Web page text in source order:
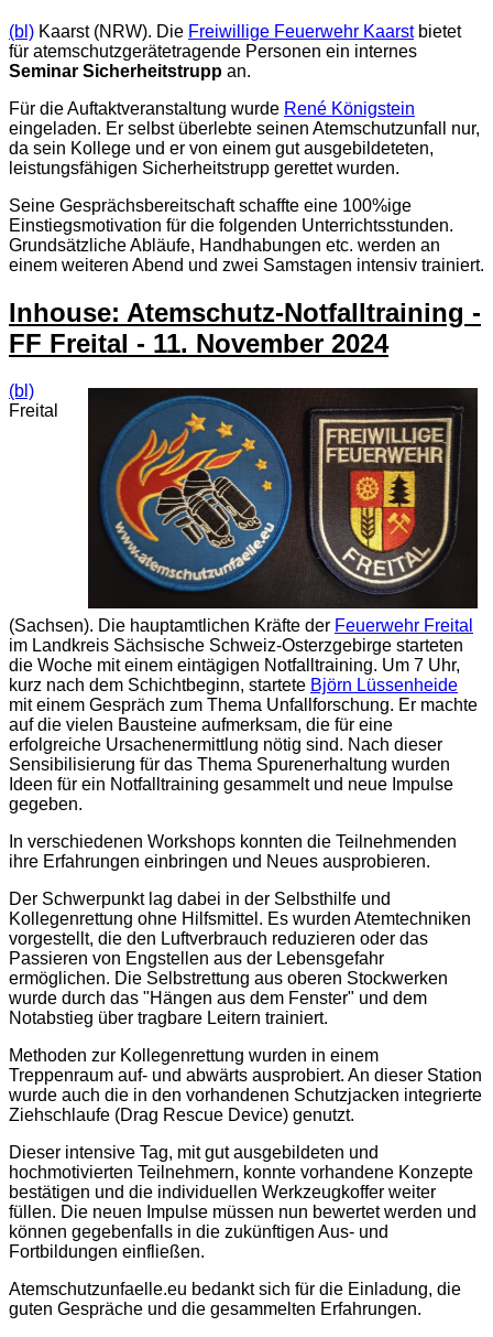
(bl) Kaarst (NRW). Die Freiwillige Feuerwehr Kaarstbietet
für atemschutzgerätetragende Personen ein internes
Seminar Sicherheitstrupp an.
Für die Auftaktveranstaltung wurde René Königstein
eingeladen. Er selbst überlebte seinen Atemschutzunfall nur,
da sein Kollege und er von einem gut ausgebildeteten,
leistungsfähigen Sicherheitstrupp gerettet wurden.
Seine Gesprächsbereitschaft schaffte eine 100%ige
Einstiegsmotivation für die folgenden Unterrichtsstunden.
Grundsätzliche Abläufe, Handhabungen etc. werden an
einem weiteren Abend und zwei Samstagen intensiv trainiert.
Inhouse: Atemschutz-Notfalltraining -
FF Freital - 11. November 2024
(bl)
Freital
(Sachsen). Die hauptamtlichen Kräfte der Feuerwehr Freital
im Landkreis Sächsische Schweiz-Osterzgebirge starteten
die Woche mit einem eintägigen Notfalltraining. Um 7 Uhr,
kurz nach dem Schichtbeginn, startete Björn Lüssenheide
mit einem Gespräch zum Thema Unfallforschung. Er machte
auf die vielen Bausteine aufmerksam, die für eine
erfolgreiche Ursachenermittlung nötig sind. Nach dieser
Sensibilisierung für das Thema Spurenerhaltung wurden
Ideen für ein Notfalltraining gesammelt und neue Impulse
gegeben.
In verschiedenen Workshops konnten die Teilnehmenden
ihre Erfahrungen einbringen und Neues ausprobieren.
Der Schwerpunkt lag dabei in der Selbsthilfe und
Kollegenrettung ohne Hilfsmittel. Es wurden Atemtechniken
vorgestellt, die den Luftverbrauch reduzieren oder das
Passieren von Engstellen aus der Lebensgefahr
ermöglichen. Die Selbstrettung aus oberen Stockwerken
wurde durch das "Hängen aus dem Fenster" und dem
Notabstieg über tragbare Leitern trainiert.
Methoden zur Kollegenrettung wurden in einem
Treppenraum auf- und abwärts ausprobiert. An dieser Station
wurde auch die in den vorhandenen Schutzjacken integrierte
Ziehschlaufe (Drag Rescue Device) genutzt.
Dieser intensive Tag, mit gut ausgebildeten und
hochmotivierten Teilnehmern, konnte vorhandene Konzepte
bestätigen und die individuellen Werkzeugkoffer weiter
füllen. Die neuen Impulse müssen nun bewertet werden und
können gegebenfalls in die zukünftigen Aus- und
Fortbildungen einfließen.
Atemschutzunfaelle.eu bedankt sich für die Einladung, die
guten Gespräche und die gesammelten Erfahrungen.